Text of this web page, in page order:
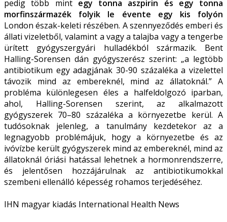
pedig több mint egy tonna aszpirin és egy tonna
morfinszármazék folyik le évente egy kis folyón
London észak-keleti részében. A szennyeződés emberi és
állati vizeletből, valamint a vagy a talajba vagy a tengerbe
ürített gyógyszergyári hulladékból származik. Bent
Halling-Sorensen dán gyógyszerész szerint: „a legtöbb
antibiotikum egy adagjának 30-90 százaléka a vizelettel
távozik mind az embereknél, mind az állatoknál.” A
probléma különlegesen éles a halfeldolgozó iparban,
ahol, Halling-Sorensen szerint, az alkalmazott
gyógyszerek 70–80 százaléka a környezetbe kerül. A
tudósoknak jelenleg, a tanulmány kezdetekor az a
legnagyobb problémájuk, hogy a környezetbe és az
ivóvízbe került gyógyszerek mind az embereknél, mind az
állatoknál óriási hatással lehetnek a hormonrendszerre,
és jelentősen hozzájárulnak az antibiotikumokkal
szembeni ellenálló képesség rohamos terjedéséhez.
IHN magyar kiadás International Health News